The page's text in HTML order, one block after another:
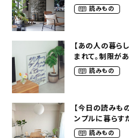
らす（ki_no_ie
読みもの
【あの人の暮ら
まれて。制限が
狭くても好きな
読みもの
【今日の読みも
ンプルに暮らす
読みもの